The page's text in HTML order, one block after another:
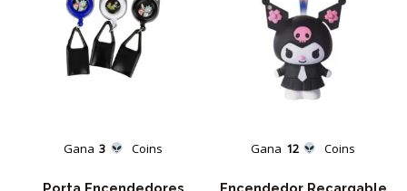
Gana 3 Coins
Porta Encendedores
Gana 12 Coins
Encendedor Recargable